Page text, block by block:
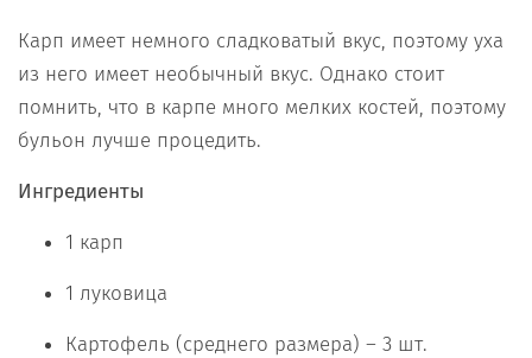
Карп имеет немного сладковатый вкус, поэтому уха
из него имеет необычный вкус. Однако стоит
помнить, что в карпе много мелких костей, поэтому
бульон лучше процедить.
Ингредиенты
1 карп
1 луковица
Картофель (среднего размера) – 3 шт.